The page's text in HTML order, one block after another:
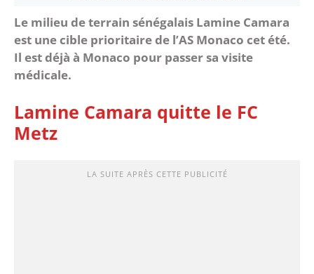
Le milieu de terrain sénégalais Lamine Camara
est une cible prioritaire de l’AS Monaco cet été.
Il est déjà à Monaco pour passer sa visite
médicale.
Lamine Camara quitte le FC
Metz
LA SUITE APRÈS CETTE PUBLICITÉ